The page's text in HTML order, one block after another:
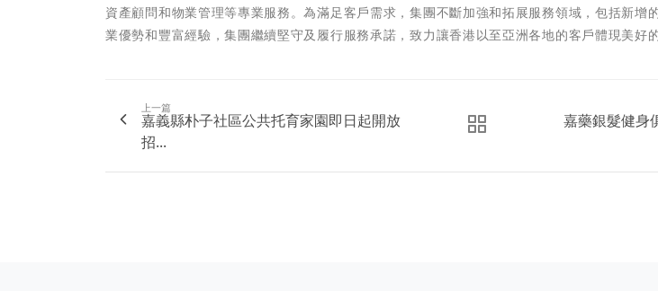
資產顧問和物業管理等專業服務。為滿足客戶需求，集團不斷加強和拓展服務領域，包括新增
業優勢和豐富經驗，集團繼續堅守及履行服務承諾，致力讓香港以至亞洲各地的客戶體現美好
上一篇
嘉義縣朴子社區公共托育家園即日起開放
招...
嘉藥銀髮健身